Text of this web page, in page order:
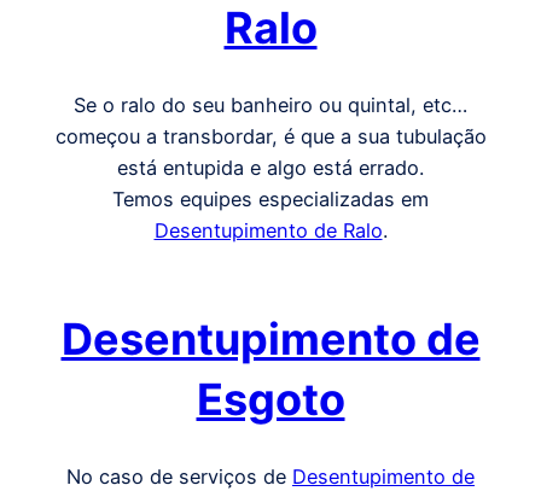
Ralo
Se o ralo do seu banheiro ou quintal, etc…
começou a transbordar, é que a sua tubulação
está entupida e algo está errado.
Temos equipes especializadas em
Desentupimento de Ralo.
Desentupimento de
Esgoto
No caso de serviços de Desentupimento de